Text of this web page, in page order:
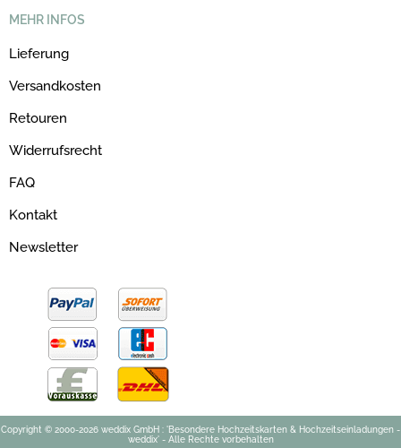
MEHR INFOS
Lieferung
Versandkosten
Retouren
Widerrufsrecht
FAQ
Kontakt
Newsletter
Copyright © 2000-2026 weddix GmbH : 'Besondere Hochzeitskarten & Hochzeitseinladungen -
weddix' - Alle Rechte vorbehalten